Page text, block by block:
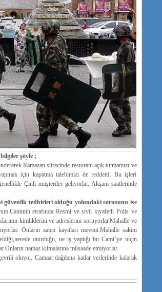
şöyle ;
Ramazan sürecinde restoranı açık tutmamızı ve
için kapatma talebimizi de reddetti. Bu işleri
Çinli müşteriler geliyorlar. Akşam saatlerinde
güvenlik tedbirleri olduğu yolundaki sorusunu ise
etrafında Resmi ve sivil kıyafetli Polis ve
kimliklerini ve adreslerini soruyorlar.Mahalle ve
Onların zaten kayıtları mevcut.Mahalle sakini
oturduğu, ne iş yaptığı bu Cami’ye niçin
namaz kılmalarına müsaade etmiyorlar.
oluyor. Camaat dağılana kadar yerlerinde kalarak